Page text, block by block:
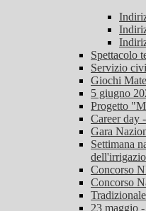
Spettacolo
Servizio
Giochi
5 giugno
Progetto
Career day
Gara
Settimana
Concorso
Concorso
23 maggio